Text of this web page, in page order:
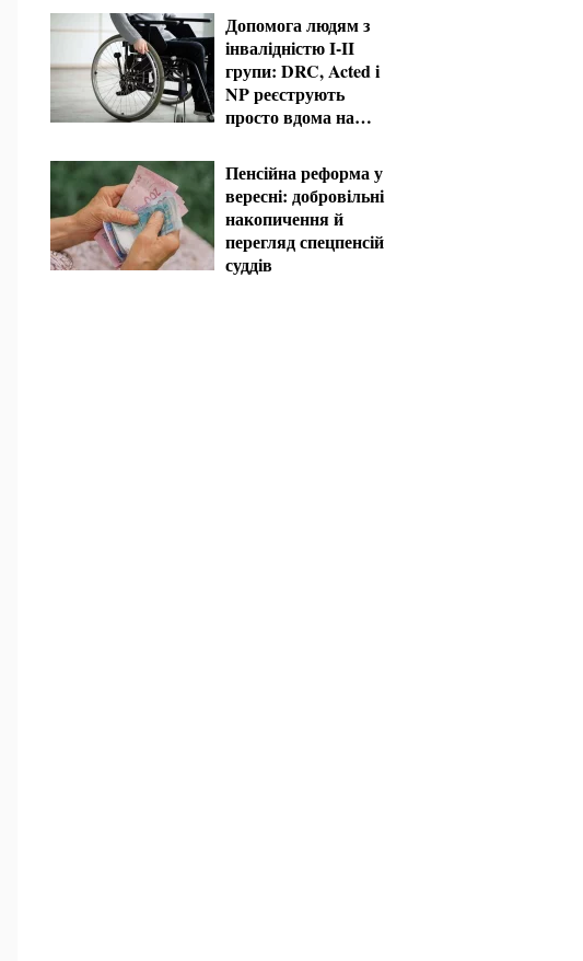
Допомога людям з
інвалідністю I-II
групи: DRC, Acted і
NP реєструють
просто вдома на
Пенсійна реформа у
вересні: добровільні
накопичення й
перегляд спецпенсій
суддів